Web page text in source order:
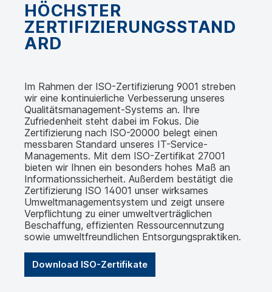
HÖCHSTER
ZERTIFIZIERUNGSSTAND
ARD
Im Rahmen der ISO-Zertifizierung 9001 streben
wir eine kontinuierliche Verbesserung unseres
Qualitätsmanagement-Systems an. Ihre
Zufriedenheit steht dabei im Fokus. Die
Zertifizierung nach ISO-20000 belegt einen
messbaren Standard unseres IT-Service-
Managements. Mit dem ISO-Zertifikat 27001
bieten wir Ihnen ein besonders hohes Maß an
Informationssicherheit. Außerdem bestätigt die
Zertifizierung ISO 14001 unser wirksames
Umweltmanagementsystem und zeigt unsere
Verpflichtung zu einer umweltverträglichen
Beschaffung, effizienten Ressourcennutzung
sowie umweltfreundlichen Entsorgungspraktiken.
Download ISO-Zertifikate